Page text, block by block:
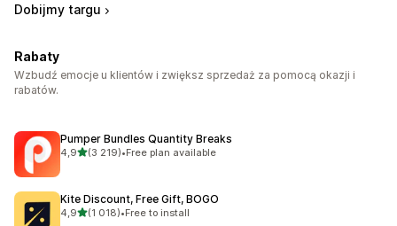
Dobijmy targu
Rabaty
Wzbudź emocje u klientów i zwiększ sprzedaż za pomocą okazji i
rabatów.
Pumper Bundles Quantity Breaks
4,9na 5 gwiazdek
(3 219)
Łączna liczba recenzji: 3219
•Free plan available
Kite Discount, Free Gift, BOGO
4,9na 5 gwiazdek
(1 018)
Łączna liczba recenzji: 1018
•Free to install